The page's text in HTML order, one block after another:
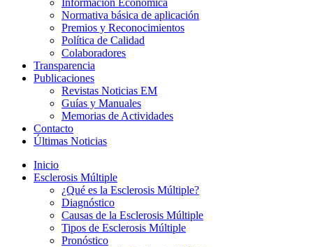
Información Económica
Normativa básica de aplicación
Premios y Reconocimientos
Política de Calidad
Colaboradores
Transparencia
Publicaciones
Revistas Noticias EM
Guías y Manuales
Memorias de Actividades
Contacto
Últimas Noticias
Inicio
Esclerosis Múltiple
¿Qué es la Esclerosis Múltiple?
Diagnóstico
Causas de la Esclerosis Múltiple
Tipos de Esclerosis Múltiple
Pronóstico